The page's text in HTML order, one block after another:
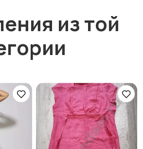
из той